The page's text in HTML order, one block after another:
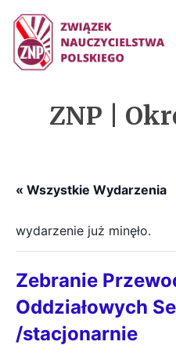
ZNP |
« Wszystkie Wydarzenia
wydarzenie już minęło.
Zebranie
Oddziałowych
/stacjonarnie